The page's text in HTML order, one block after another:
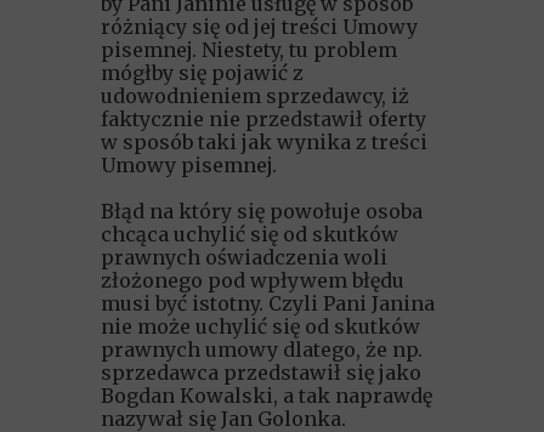
różniący się od jej treści Umowy
pisemnej. Niestety, tu problem
mógłby się pojawić z
udowodnieniem sprzedawcy, iż
faktycznie nie przedstawił oferty
w sposób taki jak wynika z treści
Umowy pisemnej.
Błąd na który się powołuje osoba
chcąca uchylić się od skutków
prawnych oświadczenia woli
złożonego pod wpływem błędu
musi być istotny. Czyli Pani Janina
nie może uchylić się od skutków
prawnych umowy dlatego, że np.
sprzedawca przedstawił się jako
Bogdan Kowalski, a tak naprawdę
nazywał się Jan Golonka.